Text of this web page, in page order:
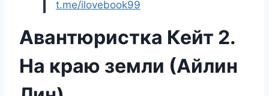
t.me/ilovebook99
Авантюристка Кейт 2.
На краю земли (Айлин